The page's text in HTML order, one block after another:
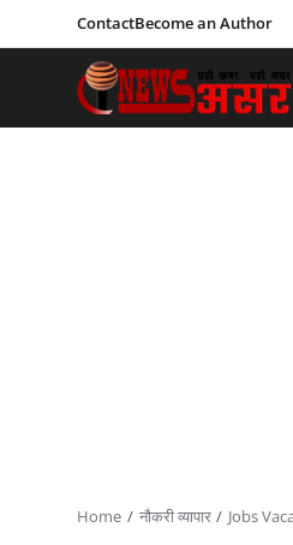
ContactBecome an Author
Home नौकरी व्यापार Jobs